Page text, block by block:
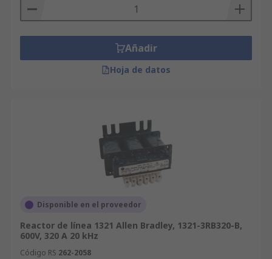
Añadir
Hoja de datos
Disponible en el proveedor
Reactor de línea 1321 Allen Bradley, 1321-3RB320-B,
600V, 320 A 20 kHz
Código RS 262-2058